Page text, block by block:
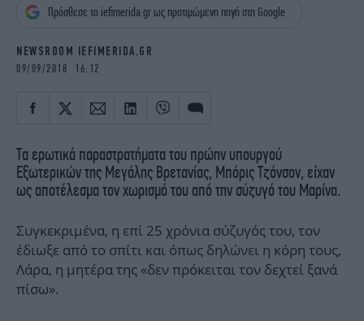
iBOOKS
ΖΩΔΙΑ
MEDIA
NEWSLETTER
Πρόσθεσε το iefimerida.gr ως προτιμώμενη πηγή στη Google
NEWSROOM IEFIMERIDA.GR
09/09/2018 16:12
Τα ερωτικά παραστρατήματα του πρώην υπουργού
Εξωτερικών της Μεγάλης Βρετανίας, Μπόρις Τζόνσον, είχαν
ως αποτέλεσμα τον χωρισμό του από την σύζυγό του Μαρίνα.
Συγκεκριμένα, η επί 25 χρόνια σύζυγός του, τον
έδιωξε από το σπίτι και όπως δηλώνει η κόρη τους,
Λάρα, η μητέρα της «δεν πρόκειται τον δεχτεί ξανά
πίσω».